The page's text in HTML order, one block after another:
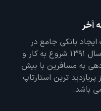
آخر
بانکی جامع در
تمامی زمینه های گردشگری در سال 1391 شروع به کار و
دهی به مسافرین با بیش
ترین استارتاپ
باشد.